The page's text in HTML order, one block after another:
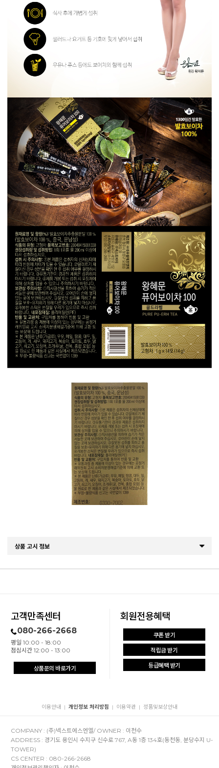
상품 고시 정보
고객만족센터
080-266-2668
평일 10:00 - 18:00
점심시간 12:00 - 13:00
상품문의 바로가기
회원전용혜택
쿠폰 받기
적립금 받기
등급혜택 받기
이용안내 | 개인정보 처리방침 | 이용약관 | 정품및보상안내
COMPANY : (주)넥스트에스엔엘/ OWNER : 이천수
ADDRESS : 경기도 용인시 수지구 신수로 767, A동 1층 134호(동천동, 분당수지 U-
TOWER)
CS CENTER : 080-266-2668